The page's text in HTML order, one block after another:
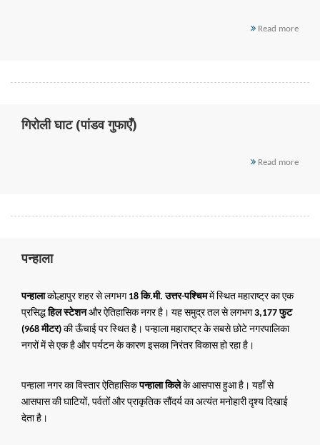
Read more
गिरोली घाट (पांडव गुफाएँ)
Read more
पन्हाला
पन्हालाकोल्हापुर शहर से लगभग 18 कि.मी. उत्तर-पश्चिममें स्थित महाराष्ट्र का एक
प्रसिद्धहिल स्टेशनऔर ऐतिहासिक नगर है। यह समुद्र तल से लगभग3,177 फुट
(968 मीटर) की ऊँचाई पर स्थित है। पन्हाला महाराष्ट्र के सबसे छोटे नगरपालिका
नगरों में से एक है और पर्यटन के कारण इसका निरंतर विकास हो रहा है।
पन्हाला नगर का विस्तार ऐतिहासिकपन्हाला किलेके आसपास हुआ है। यहाँ से
आसपास की घाटियों, पर्वतों और प्राकृतिक सौंदर्य का अत्यंत मनोहारी दृश्य दिखाई
देता है।